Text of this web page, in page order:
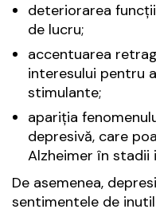
deteriorarea
de lucru;
accentuarea
interesului pentru
stimulante;
apariția
depresivă, care
Alzheimer în stadii
De asemenea,
sentimentele de